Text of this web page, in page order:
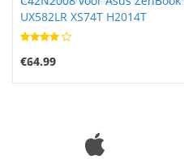
UX582LR XS74T H2014T
€64.99